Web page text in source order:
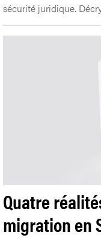
sécurité juridique.
Quatre
migration en